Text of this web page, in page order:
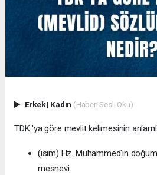
Erkek| Kadın (Haberi Sesli Oku)
TDK 'ya göre mevlit kelimesinin
(isim) Hz. Muhammed'in
mesnevi.